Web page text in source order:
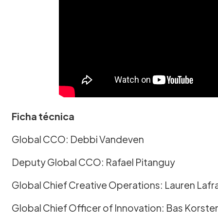
Ficha técnica
Global CCO: Debbi Vandeven
Deputy Global CCO: Rafael Pitanguy
Global Chief Creative Operations: Lauren
Global Chief Officer of Innovation: Bas